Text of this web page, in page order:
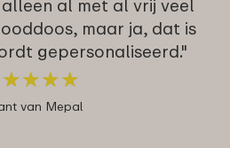
alleen al met al vrij veel
maar ja, dat is
gepersonaliseerd."
★★★★
★★★★
van Mepal